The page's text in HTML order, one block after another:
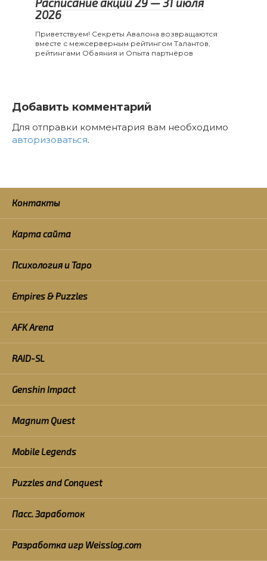
2026
Приветствуем! Секреты Авалона возвращаются
вместе с межсерверным рейтингом Талантов,
рейтингами Обаяния и Опыта партнёров
Добавить комментарий
Для отправки комментария вам необходимо
авторизоваться.
Контакты
Карта сайта
Психология и Таро
Empires & Puzzles
AFK Arena
RAID-SL
Genshin Impact
Magnum Quest
Mobile Legends
Puzzles and Conquest
Пасс. Заработок
Разработка игр Weisslog.com